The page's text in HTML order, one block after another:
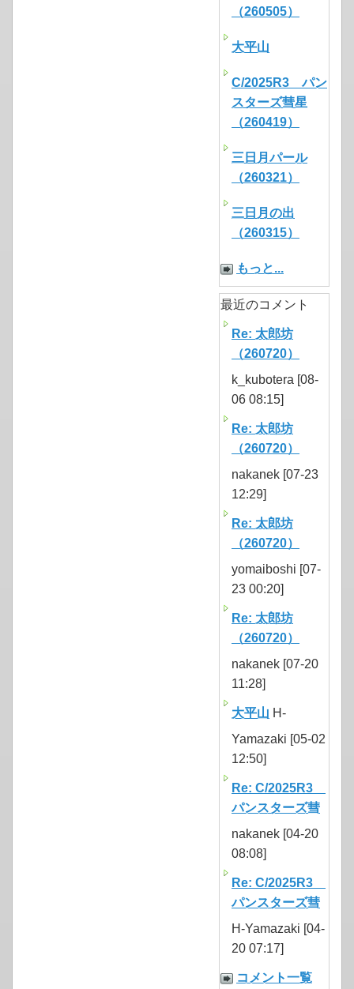
（260505）
大平山
C/2025R3 パン
スターズ彗星
（260419）
三日月パール
（260321）
三日月の出
（260315）
もっと...
最近のコメント
Re: 太郎坊
（260720）
k_kubotera [08-
06 08:15]
Re: 太郎坊
（260720）
nakanek [07-23
12:29]
Re: 太郎坊
（260720）
yomaiboshi [07-
23 00:20]
Re: 太郎坊
（260720）
nakanek [07-20
11:28]
大平山 H-
Yamazaki [05-02
12:50]
Re: C/2025R3
パンスターズ彗
nakanek [04-20
08:08]
Re: C/2025R3
パンスターズ彗
H-Yamazaki [04-
20 07:17]
コメント一覧